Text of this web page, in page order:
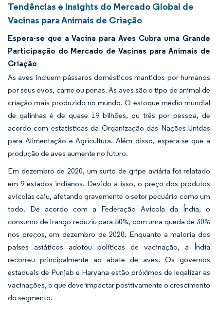
Tendências e Insights do Mercado Global de
Vacinas para Animais de Criação
Espera-se que a Vacina para Aves Cubra uma Grande
Participação do Mercado de Vacinas para Animais de
Criação
As aves incluem pássaros domésticos mantidos por humanos
por seus ovos, carne ou penas. As aves são o tipo de animal de
criação mais produzido no mundo. O estoque médio mundial
de galinhas é de quase 19 bilhões, ou três por pessoa, de
acordo com estatísticas da Organização das Nações Unidas
para Alimentação e Agricultura. Além disso, espera-se que a
produção de aves aumente no futuro.
Em dezembro de 2020, um surto de gripe aviária foi relatado
em 9 estados indianos. Devido a isso, o preço dos produtos
avícolas caiu, afetando gravemente o setor pecuário como um
todo. De acordo com a Federação Avícola da Índia, o
consumo de frango reduziu para 50%, com uma queda de 30%
nos preços, em dezembro de 2020. Enquanto a maioria dos
países asiáticos adotou políticas de vacinação, a Índia
recorreu principalmente ao abate de aves. Os governos
estaduais de Punjab e Haryana estão próximos de legalizar as
vacinações, o que deve impactar positivamente o crescimento
do segmento.